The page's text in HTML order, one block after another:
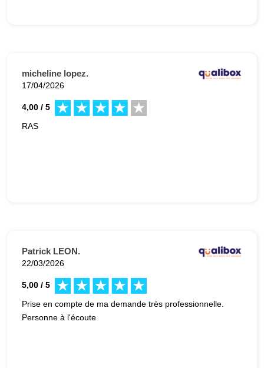
micheline lopez.
17/04/2026
4,00 / 5
RAS
Patrick LEON.
22/03/2026
5,00 / 5
Prise en compte de ma demande très professionnelle.
Personne à l'écoute